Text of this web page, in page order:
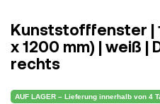
Kunststofffenster |
x 1200 mm) | weiß |
rechts
AUF LAGER – Lieferung innerhalb von 4